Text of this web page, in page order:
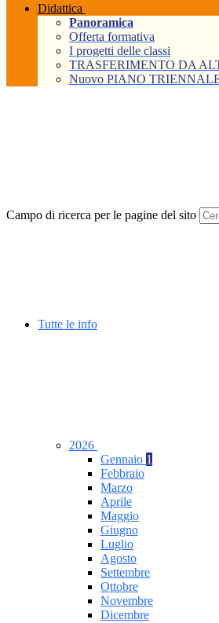
Didattica
Panoramica
Offerta formativa
I progetti delle classi
TRASFERIMENTO DA
Nuovo PIANO
Campo di ricerca per le pagine del sito
Tutte le info
2026
Gennaio 1
Febbraio
Marzo
Aprile
Maggio
Giugno
Luglio
Agosto
Settembre
Ottobre
Novembre
Dicembre